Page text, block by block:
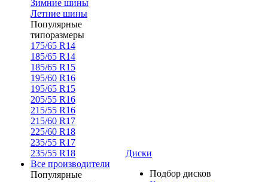
Зимние шины
Летние шины
Популярные
типоразмеры
175/65 R14
185/65 R14
185/65 R15
195/60 R16
195/65 R15
205/55 R16
215/55 R16
215/60 R17
225/60 R18
235/55 R17
235/55 R18
Все производители
Популярные
Диски
Подбор дисков